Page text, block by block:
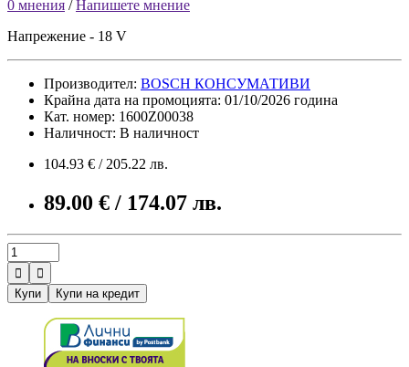
0 мнения /Напишете мнение
Напрежение - 18 V
Производител: BOSCH КОНСУМАТИВИ
Крайна дата на промоцията: 01/10/2026 година
Кат. номер: 1600Z00038
Наличност: В наличност
104.93 € / 205.22 лв.
89.00 € / 174.07 лв.


Купи
Купи на кредит